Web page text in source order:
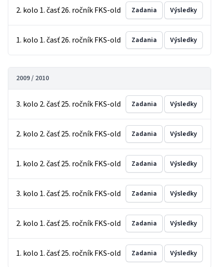
2. kolo 1. časť 26. ročník FKS-old Zadania Výsledky
1. kolo 1. časť 26. ročník FKS-old Zadania Výsledky
2009 / 2010
3. kolo 2. časť 25. ročník FKS-old Zadania Výsledky
2. kolo 2. časť 25. ročník FKS-old Zadania Výsledky
1. kolo 2. časť 25. ročník FKS-old Zadania Výsledky
3. kolo 1. časť 25. ročník FKS-old Zadania Výsledky
2. kolo 1. časť 25. ročník FKS-old Zadania Výsledky
1. kolo 1. časť 25. ročník FKS-old Zadania Výsledky